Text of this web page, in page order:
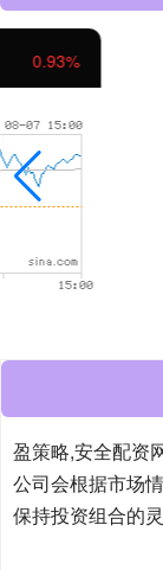
盈策略,安全配资
公司会根据市场
保持投资组合的